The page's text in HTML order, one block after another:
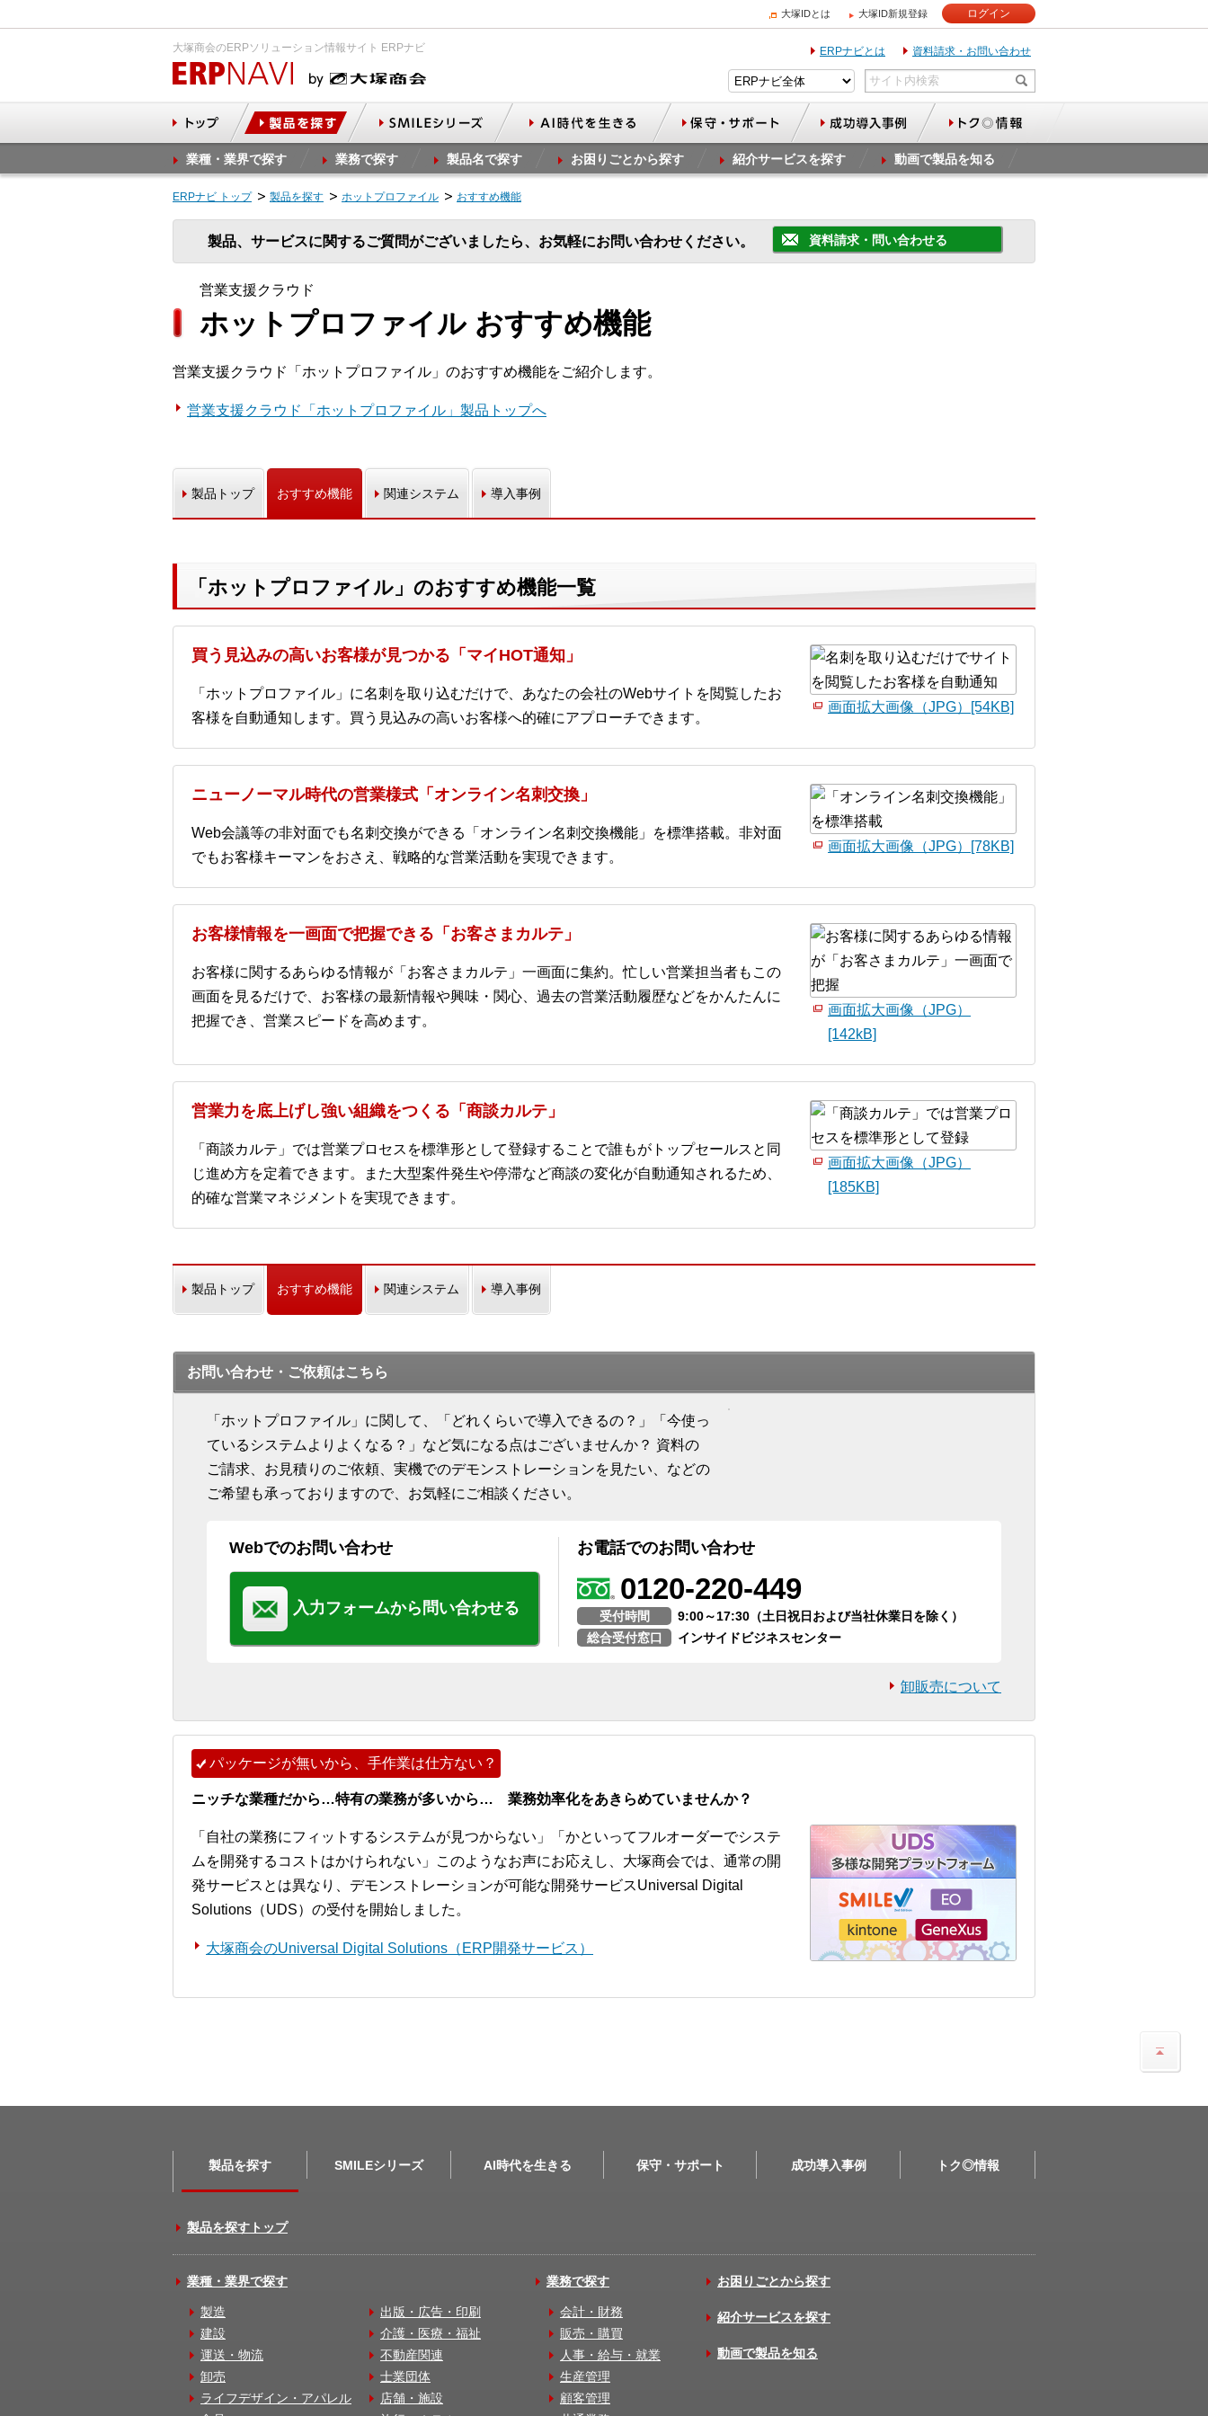
大塚IDとは 大塚ID新規登録 ログイン
大塚商会のERPソリューション情報サイト ERPナビ ERPナビとは 資料請求・お問い合わせ
業種・業界で探す 業務で探す 製品名で探す お困りごとから探す 紹介サービスを探す 動画で製品を知る
ERPナビ トップ 製品を探す ホットプロファイル おすすめ機能
製品、サービスに関するご質問がございましたら、お気軽にお問い合わせください。 資料請求・問い合わせる
営業支援クラウド
ホットプロファイル おすすめ機能
営業支援クラウド「ホットプロファイル」のおすすめ機能をご紹介します。
営業支援クラウド「ホットプロファイル」製品トップへ
製品トップ おすすめ機能 関連システム 導入事例
「ホットプロファイル」のおすすめ機能一覧
買う見込みの高いお客様が見つかる「マイHOT通知」
「ホットプロファイル」に名刺を取り込むだけで、あなたの会社のWebサイトを閲覧したお
客様を自動通知します。買う見込みの高いお客様へ的確にアプローチできます。
画面拡大画像（JPG）[54KB]
ニューノーマル時代の営業様式「オンライン名刺交換」
Web会議等の非対面でも名刺交換ができる「オンライン名刺交換機能」を標準搭載。非対面
でもお客様キーマンをおさえ、戦略的な営業活動を実現できます。
画面拡大画像（JPG）[78KB]
お客様情報を一画面で把握できる「お客さまカルテ」
お客様に関するあらゆる情報が「お客さまカルテ」一画面に集約。忙しい営業担当者もこの
画面を見るだけで、お客様の最新情報や興味・関心、過去の営業活動履歴などをかんたんに
把握でき、営業スピードを高めます。
画面拡大画像（JPG）
[142kB]
営業力を底上げし強い組織をつくる「商談カルテ」
「商談カルテ」では営業プロセスを標準形として登録することで誰もがトップセールスと同
じ進め方を定着できます。また大型案件発生や停滞など商談の変化が自動通知されるため、
的確な営業マネジメントを実現できます。
画面拡大画像（JPG）
[185KB]
製品トップ おすすめ機能 関連システム 導入事例
お問い合わせ・ご依頼はこちら
「ホットプロファイル」に関して、「どれくらいで導入できるの？」「今使っ
ているシステムよりよくなる？」など気になる点はございませんか？ 資料の
ご請求、お見積りのご依頼、実機でのデモンストレーションを見たい、などの
ご希望も承っておりますので、お気軽にご相談ください。
Webでのお問い合わせ
入力フォームから問い合わせる
お電話でのお問い合わせ
0120-220-449
受付時間
9:00～17:30（土日祝日および当社休業日を除く）
総合受付窓口
インサイドビジネスセンター
卸販売について
パッケージが無いから、手作業は仕方ない？
ニッチな業種だから…特有の業務が多いから… 業務効率化をあきらめていませんか？
「自社の業務にフィットするシステムが見つからない」「かといってフルオーダーでシステ
ムを開発するコストはかけられない」このようなお声にお応えし、大塚商会では、通常の開
発サービスとは異なり、デモンストレーションが可能な開発サービスUniversal Digital
Solutions（UDS）の受付を開始しました。
大塚商会のUniversal Digital Solutions（ERP開発サービス）
製品を探す SMILEシリーズ AI時代を生きる 保守・サポート 成功導入事例 トク◎情報
製品を探すトップ
業種・業界で探す
製造
建設
運送・物流
卸売
ライフデザイン・アパレル
出版・広告・印刷
介護・医療・福祉
不動産関連
士業団体
店舗・施設
業務で探す
会計・財務
販売・購買
人事・給与・就業
生産管理
顧客管理
お困りごとから探す
紹介サービスを探す
動画で製品を知る